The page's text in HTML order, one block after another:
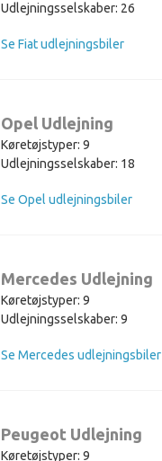
Udlejningsselskaber: 26
Se Fiat udlejningsbiler
Opel Udlejning
Køretøjstyper: 9
Udlejningsselskaber: 18
Se Opel udlejningsbiler
Mercedes Udlejning
Køretøjstyper: 9
Udlejningsselskaber: 9
Se Mercedes udlejningsbiler
Peugeot Udlejning
Køretøjstyper: 9